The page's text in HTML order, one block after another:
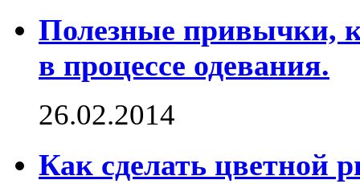
Полезные привычки,
в процессе одевания.
26.02.2014
Как сделать цветной